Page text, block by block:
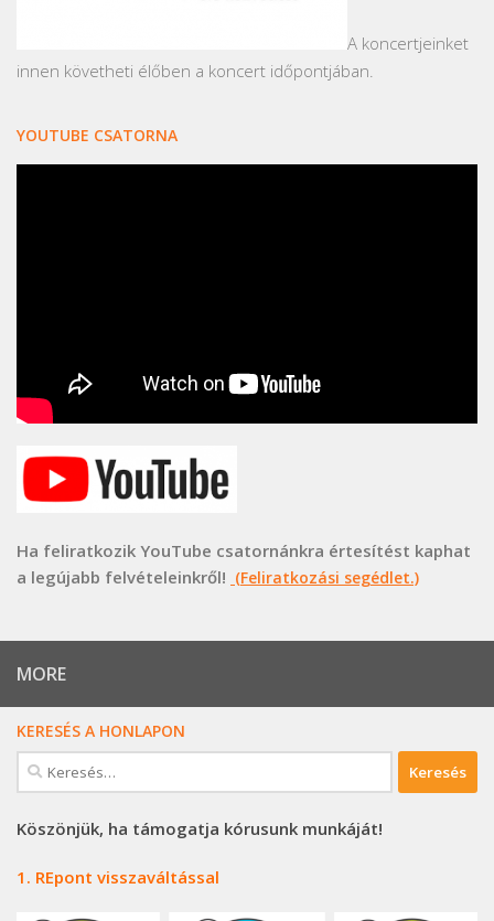
A koncertjeinket
innen követheti élőben a koncert időpontjában.
YOUTUBE CSATORNA
Ha feliratkozik YouTube csatornánkra értesítést kaphat
a legújabb felvételeinkről! (Feliratkozási segédlet.)
MORE
KERESÉS A HONLAPON
Keresés:
Köszönjük, ha támogatja kórusunk munkáját!
1. REpont visszaváltással